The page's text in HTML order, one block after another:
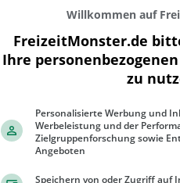
300 m
500 ft
Willkommen auf
FreizeitMonster.de
Ihre
zu
Personalisierte Werbung und
Werbeleistung und der
Zielgruppenforschung sowie
Angeboten
Speichern von oder Zugriff auf